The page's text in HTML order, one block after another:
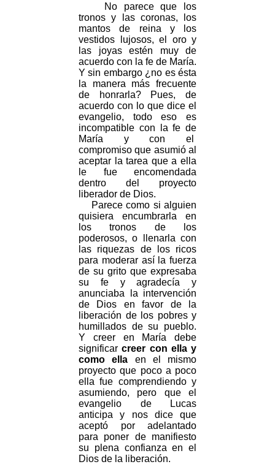
No parece que los
tronos y las coronas, los
mantos de reina y los
vestidos lujosos, el oro y
las joyas estén muy de
acuerdo con la fe de María.
Y sin embargo ¿no es ésta
la manera más frecuente
de honrarla? Pues, de
acuerdo con lo que dice el
evangelio, todo eso es
incompatible con la fe de
María y con el
compromiso que asumió al
aceptar la tarea que a ella
le fue encomendada
dentro del proyecto
liberador de Dios.
Parece como si alguien
quisiera encumbrarla en
los tronos de los
poderosos, o llenarla con
las riquezas de los ricos
para moderar así la fuerza
de su grito que expresaba
su fe y agradecía y
anunciaba la intervención
de Dios en favor de la
liberación de los pobres y
humillados de su pueblo.
Y creer en María debe
significarcreer con ella y
como ella en el mismo
proyecto que poco a poco
ella fue comprendiendo y
asumiendo, pero que el
evangelio de Lucas
anticipa y nos dice que
aceptó por adelantado
para poner de manifiesto
su plena confianza en el
Dios de la liberación.